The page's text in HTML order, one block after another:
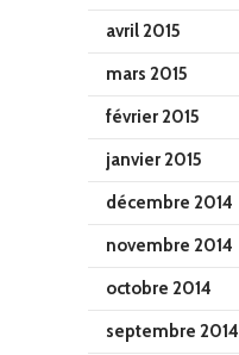
avril 2015
mars 2015
février 2015
janvier 2015
décembre 2014
novembre 2014
octobre 2014
septembre 2014